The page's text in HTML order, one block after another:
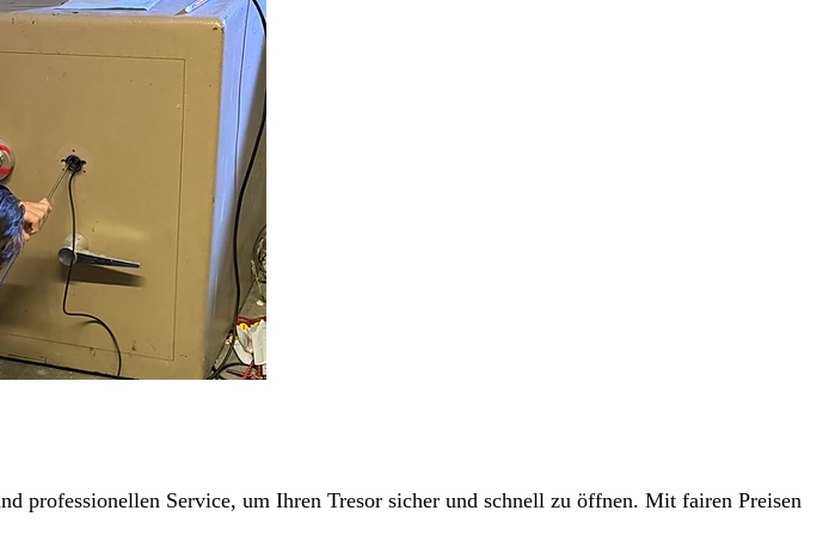
professionellen Service, um Ihren Tresor sicher und schnell zu öffnen. Mit fairen Preisen